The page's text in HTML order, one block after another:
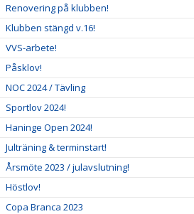
Renovering på klubben!
Klubben stängd v.16!
VVS-arbete!
Påsklov!
NOC 2024 / Tävling
Sportlov 2024!
Haninge Open 2024!
Julträning & terminstart!
Årsmöte 2023 / julavslutning!
Höstlov!
Copa Branca 2023